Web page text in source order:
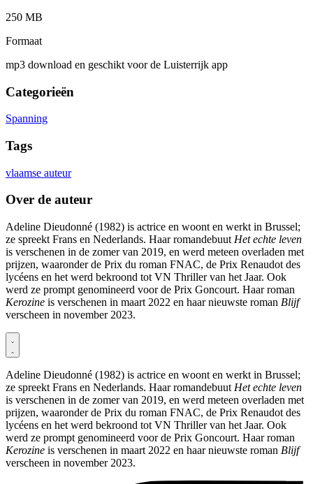
250 MB
Formaat
mp3 download en geschikt voor de Luisterrijk app
Categorieën
Spanning
Tags
vlaamse auteur
Over de auteur
Adeline Dieudonné (1982) is actrice en woont en werkt in Brussel;
ze spreekt Frans en Nederlands. Haar romandebuut Het echte leven
is verschenen in de zomer van 2019, en werd meteen overladen met
prijzen, waaronder de Prix du roman FNAC, de Prix Renaudot des
lycéens en het werd bekroond tot VN Thriller van het Jaar. Ook
werd ze prompt genomineerd voor de Prix Goncourt. Haar roman
Kerozine is verschenen in maart 2022 en haar nieuwste roman Blijf
verscheen in november 2023.
Adeline Dieudonné (1982) is actrice en woont en werkt in Brussel;
ze spreekt Frans en Nederlands. Haar romandebuut Het echte leven
is verschenen in de zomer van 2019, en werd meteen overladen met
prijzen, waaronder de Prix du roman FNAC, de Prix Renaudot des
lycéens en het werd bekroond tot VN Thriller van het Jaar. Ook
werd ze prompt genomineerd voor de Prix Goncourt. Haar roman
Kerozine is verschenen in maart 2022 en haar nieuwste roman Blijf
verscheen in november 2023.